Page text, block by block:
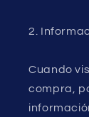
2.
Cuando
compra,